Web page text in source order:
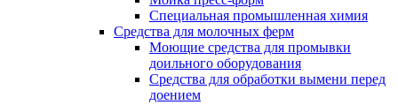
Специальная промышленная химия
Средства для молочных ферм
Моющие средства для промывки
доильного оборудования
Средства для обработки вымени перед
доением